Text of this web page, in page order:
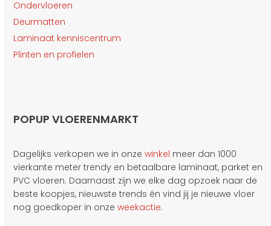
Ondervloeren
Deurmatten
Laminaat kenniscentrum
Plinten en profielen
POPUP VLOERENMARKT
Dagelijks verkopen we in onzewinkel meer dan 1000
vierkante meter trendy en betaalbare laminaat, parket en
PVC vloeren. Daarnaast zijn we elke dag opzoek naar de
beste koopjes, nieuwste trends én vind jij je nieuwe vloer
nog goedkoper in onzeweekactie.